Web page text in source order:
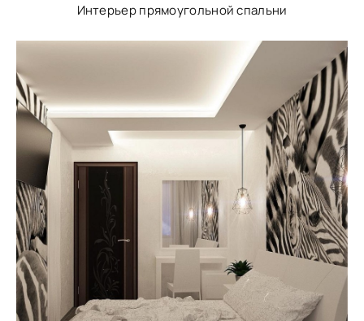
Интерьер прямоугольной спальни